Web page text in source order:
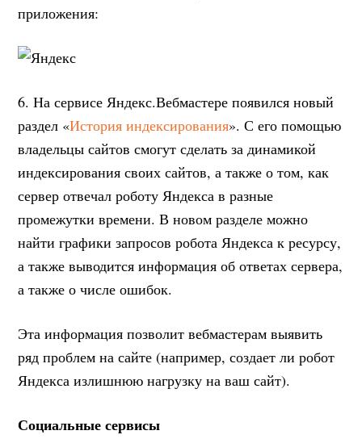
приложения:
6. На сервисе Яндекс.Вебмастере появился новый
раздел «История индексирования». С его помощью
владельцы сайтов смогут сделать за динамикой
индексирования своих сайтов, а также о том, как
сервер отвечал роботу Яндекса в разные
промежутки времени. В новом разделе можно
найти графики запросов робота Яндекса к ресурсу,
а также выводится информация об ответах сервера,
а также о числе ошибок.
Эта информация позволит вебмастерам выявить
ряд проблем на сайте (например, создает ли робот
Яндекса излишнюю нагрузку на ваш сайт).
Социальные сервисы